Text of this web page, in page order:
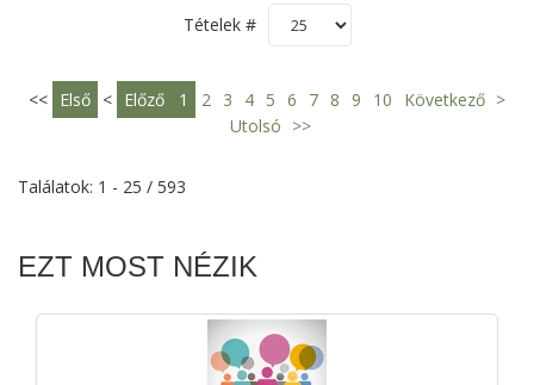
Tételek #
<< Első < Előző 1 2 3 4 5 6 7 8 9 10 Következő >
Utolsó >>
Találatok: 1 - 25 / 593
EZT MOST NÉZIK